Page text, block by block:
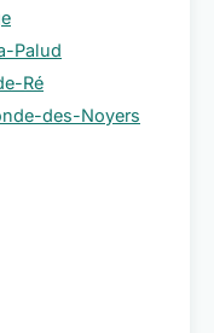
Palud
Ré
des-Noyers